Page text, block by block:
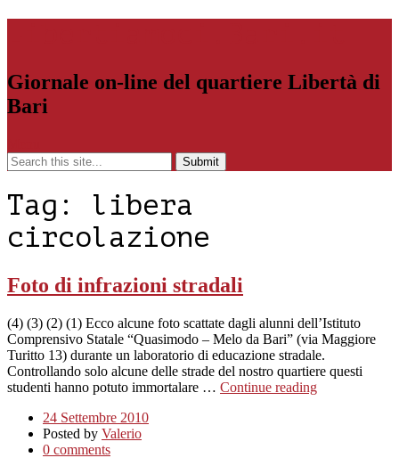
Giornale on-line del quartiere Libertà di
Bari
Tag: libera
circolazione
Foto di infrazioni stradali
(4) (3) (2) (1) Ecco alcune foto scattate dagli alunni dell’Istituto
Comprensivo Statale “Quasimodo – Melo da Bari” (via Maggiore
Turitto 13) durante un laboratorio di educazione stradale.
Controllando solo alcune delle strade del nostro quartiere questi
studenti hanno potuto immortalare … Continue reading
24 Settembre 2010
Posted by Valerio
0 comments